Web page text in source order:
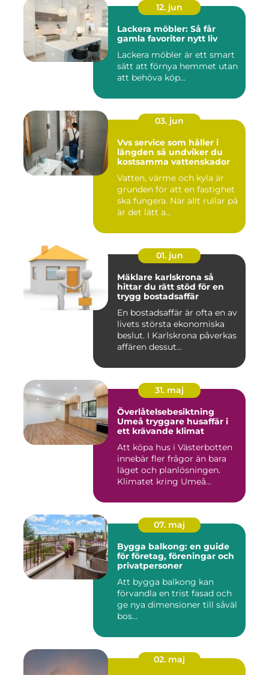
12. jun
Lackera möbler: Så får
gamla favoriter nytt liv
Lackera möbler är ett smart
sätt att förnya hemmet utan
att behöva köp...
03. jun
Vvs service som håller i
längden så undviker du
kostsamma vattenskador
Vatten, värme och kyla är
grunden för att en fastighet
ska fungera. När allt rullar på
är det lätt a...
01. jun
Mäklare karlskrona så
hittar du rätt stöd för en
trygg bostadsaffär
En bostadsaffär är ofta en av
livets största ekonomiska
beslut. I Karlskrona påverkas
affären dessut...
31. maj
Överlåtelsebesiktning
Umeå tryggare husaffär i
ett krävande klimat
Att köpa hus i Västerbotten
innebär fler frågor än bara
läget och planlösningen.
Klimatet kring Umeå...
07. maj
Bygga balkong: en guide
för företag, föreningar och
privatpersoner
Att bygga balkong kan
förvandla en trist fasad och
ge nya dimensioner till såväl
bos...
02. maj